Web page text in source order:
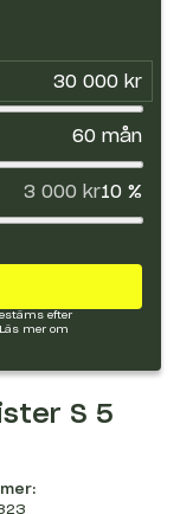
60 mån
3 000 kr10 %
efter
Läs mer om
S 5